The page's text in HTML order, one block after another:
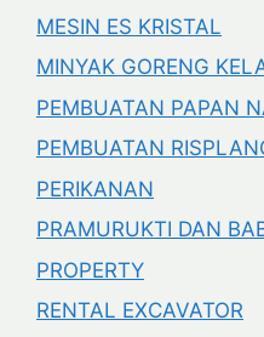
MESIN ES KRISTAL
MINYAK GORENG
PEMBUATAN PAPAN
PEMBUATAN
PERIKANAN
PRAMURUKTI DAN
PROPERTY
RENTAL EXCAVATOR